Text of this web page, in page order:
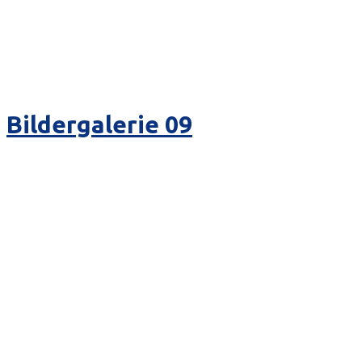
Bildergalerie 09